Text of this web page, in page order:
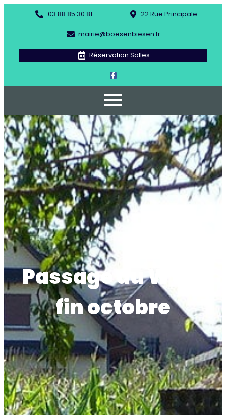
03.88.85.30.81 22 Rue Principale
mairie@boesenbiesen.fr
Réservation Salles
Passage du WWF
fin octobre